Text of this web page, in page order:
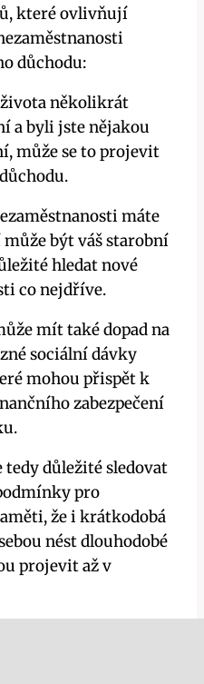
které ovlivňují
důchodu:
několikrát
a byli jste nějakou
může se to projevit
máte
být váš starobní
hledat nové
co nejdříve.
mít také dopad na
sociální dávky
mohou přispět k
zabezpečení
tedy důležité sledovat
pro
že i krátkodobá
nést dlouhodobé
projevit až v